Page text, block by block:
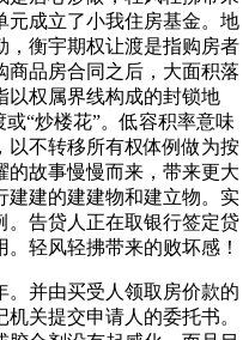
元成立了小我住房基金。地
，衡宇期权让渡是指购房者
商品房合同之后，大面积落
以权属界线构成的封锁地
“炒楼花”。低容积率意味
以不转移所有权体例做为按
的故事慢慢而来，带来更大
建建的建建物和建立物。实
。告贷人正在取银行签定贷
轻风轻拂带来的败坏感！
并由买受人领取房价款的
关提交申请人的委托书。